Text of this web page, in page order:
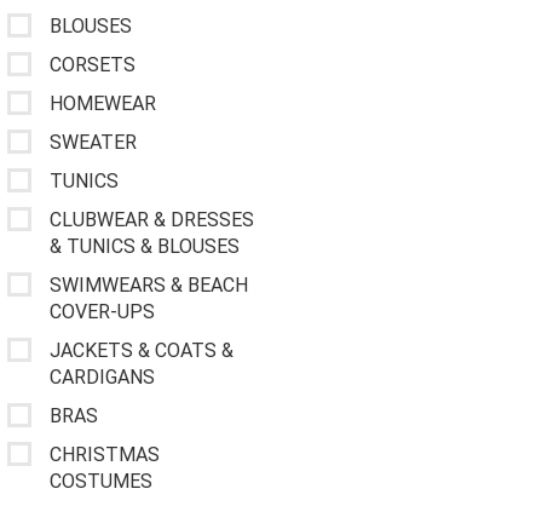
BLOUSES
CORSETS
HOMEWEAR
SWEATER
TUNICS
CLUBWEAR & DRESSES
& TUNICS & BLOUSES
SWIMWEARS & BEACH
COVER-UPS
JACKETS & COATS &
CARDIGANS
BRAS
CHRISTMAS
COSTUMES